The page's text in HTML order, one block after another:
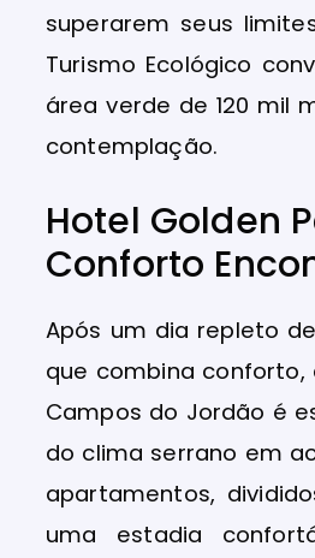
superarem seus
Turismo Ecológico
área verde de 120 mil
contemplação.
Hotel Golden
Conforto
Após um dia repleto
que combina conforto,
Campos do Jordão é
do clima serrano em
apartamentos,
uma estadia